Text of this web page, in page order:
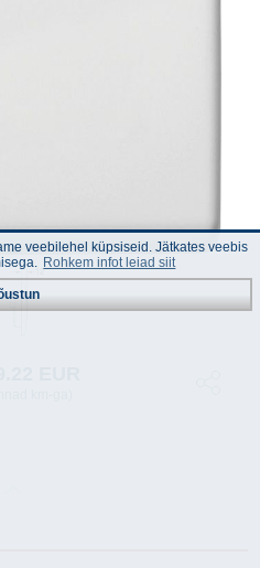
veebilehel küpsiseid. Jätkates veebis
Rohkem infot leiad siit